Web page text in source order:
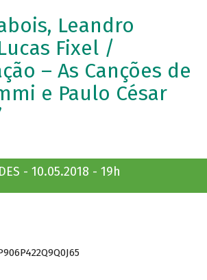
Leandro
Fixel /
– As Canções de
e Paulo César
- 10.05.2018 - 19h